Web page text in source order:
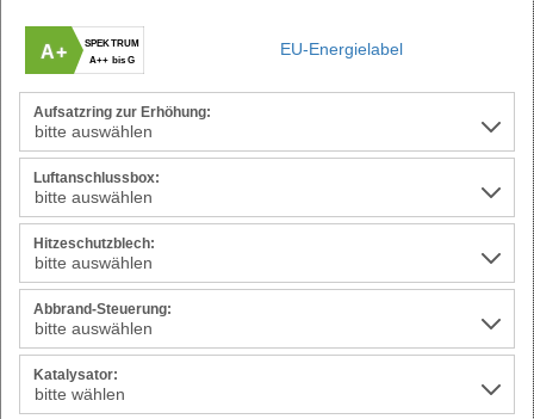
A+
SPEKTRUM
A++ bis G
EU-Energielabel
Aufsatzring zur Erhöhung:
Luftanschlussbox:
Hitzeschutzblech:
Abbrand-Steuerung:
Katalysator: